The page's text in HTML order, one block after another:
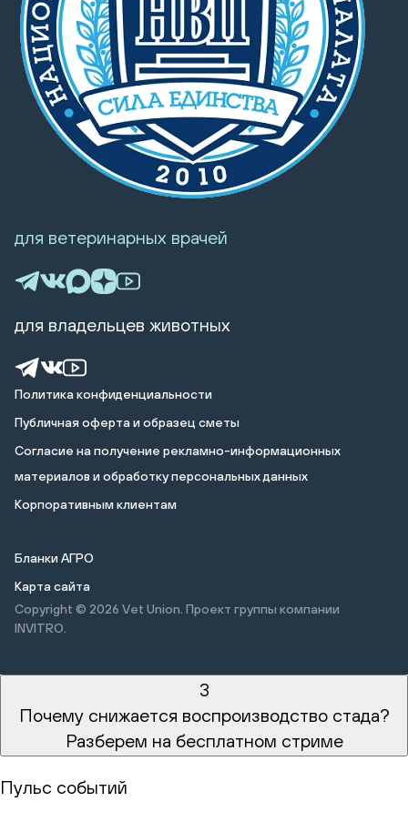
Политика конфиденциальности
Публичная оферта и образец сметы
Cогласие на получение рекламно-информационных
материалов и обработку персональных данных
Корпоративным клиентам
Бланки АГРО
Карта сайта
Copyright © 2026 Vet Union. Проект группы компании
INVITRO.
для ветеринарных врачей
для владельцев животных
3
Почему снижается воспроизводство стада?
Разберем на бесплатном стриме
Пульс событий